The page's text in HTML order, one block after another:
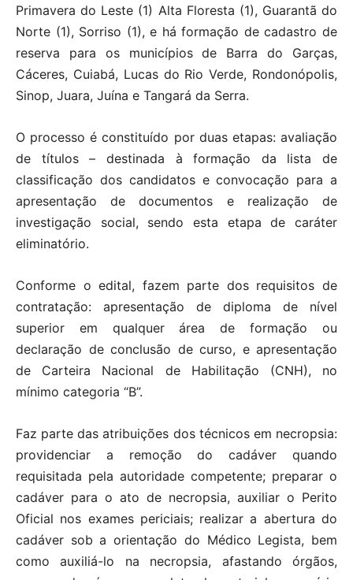
Primavera do Leste (1) Alta Floresta (1), Guarantã do
Norte (1), Sorriso (1), e há formação de cadastro de
reserva para os municípios de Barra do Garças,
Cáceres, Cuiabá, Lucas do Rio Verde, Rondonópolis,
Sinop, Juara, Juína e Tangará da Serra.
O processo é constituído por duas etapas: avaliação
de títulos – destinada à formação da lista de
classificação dos candidatos e convocação para a
apresentação de documentos e realização de
investigação social, sendo esta etapa de caráter
eliminatório.
Conforme o edital, fazem parte dos requisitos de
contratação: apresentação de diploma de nível
superior em qualquer área de formação ou
declaração de conclusão de curso, e apresentação
de Carteira Nacional de Habilitação (CNH), no
mínimo categoria “B”.
Faz parte das atribuições dos técnicos em necropsia:
providenciar a remoção do cadáver quando
requisitada pela autoridade competente; preparar o
cadáver para o ato de necropsia, auxiliar o Perito
Oficial nos exames periciais; realizar a abertura do
cadáver sob a orientação do Médico Legista, bem
como auxiliá-lo na necropsia, afastando órgãos,